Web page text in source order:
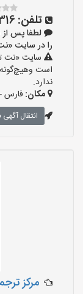
تلفن:
لطفا پس از
را در سایت «نت
سایت «نت
است وهیچ‌گونه
ندارد.
مکان: فارس
انتقال
مرکز